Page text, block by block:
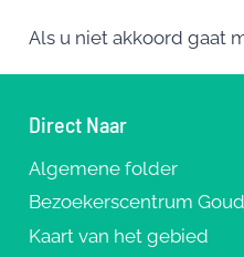
Als u niet akkoord gaat
Direct Naar
Algemene folder
Bezoekerscentrum
Kaart van het gebied